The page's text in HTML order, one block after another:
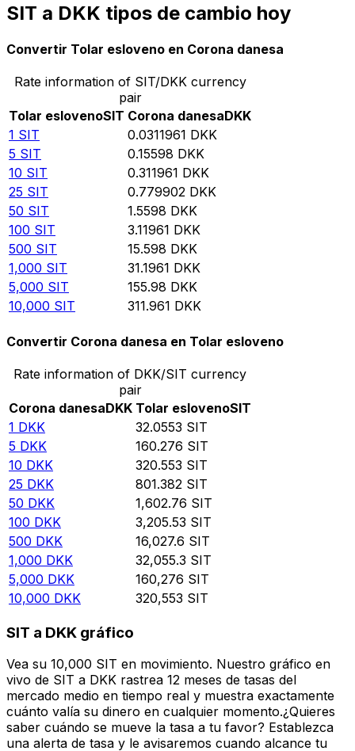
SIT a DKK tipos de cambio hoy
Convertir Tolar esloveno en Corona danesa
Rate information of SIT/DKK currency
pair
Tolar eslovenoSIT Corona danesaDKK
1 SIT 0.0311961 DKK
5 SIT 0.15598 DKK
10 SIT 0.311961 DKK
25 SIT 0.779902 DKK
50 SIT 1.5598 DKK
100 SIT 3.11961 DKK
500 SIT 15.598 DKK
1,000 SIT 31.1961 DKK
5,000 SIT 155.98 DKK
10,000 SIT 311.961 DKK
Convertir Corona danesa en Tolar esloveno
Rate information of DKK/SIT currency
pair
Corona danesaDKK Tolar eslovenoSIT
1 DKK 32.0553 SIT
5 DKK 160.276 SIT
10 DKK 320.553 SIT
25 DKK 801.382 SIT
50 DKK 1,602.76 SIT
100 DKK 3,205.53 SIT
500 DKK 16,027.6 SIT
1,000 DKK 32,055.3 SIT
5,000 DKK 160,276 SIT
10,000 DKK 320,553 SIT
SIT a DKK gráfico
Vea su 10,000 SIT en movimiento. Nuestro gráfico en
vivo de SIT a DKK rastrea 12 meses de tasas del
mercado medio en tiempo real y muestra exactamente
cuánto valía su dinero en cualquier momento.¿Quieres
saber cuándo se mueve la tasa a tu favor? Establezca
una alerta de tasa y le avisaremos cuando alcance tu